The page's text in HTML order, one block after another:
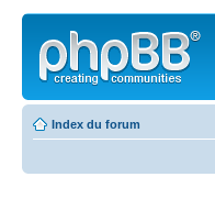
Index du forum